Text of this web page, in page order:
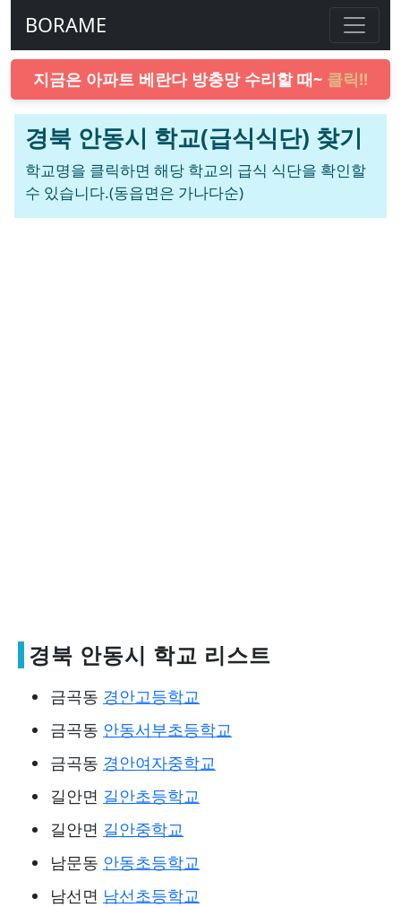
BORAME
지금은 아파트 베란다 방충망 수리할 때~ 클릭!!
경북 안동시 학교(급식식단) 찾기
학교명을 클릭하면 해당 학교의 급식 식단을 확인할
수 있습니다.(동읍면은 가나다순)
경북 안동시 학교 리스트
금곡동 경안고등학교
금곡동 안동서부초등학교
금곡동 경안여자중학교
길안면 길안초등학교
길안면 길안중학교
남문동 안동초등학교
남선면 남선초등학교